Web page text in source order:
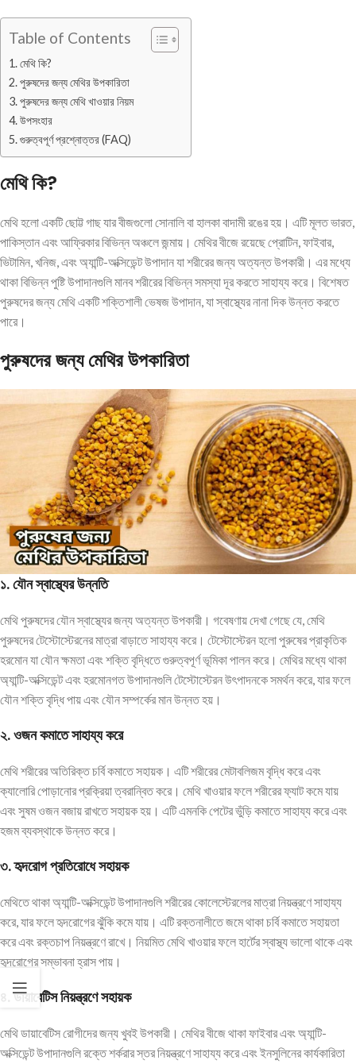
Table of Contents
মেথি কি?
পুরুষদের জন্য মেথির উপকারিতা
পুরুষদের জন্য মেথি খাওয়ার নিয়ম
উপসংহার
গুরুত্বপূর্ণ প্রশ্নোত্তর (FAQ)
মেথিকি?
মেথি হলো একটি ছোট্ট গাছ যার বীজগুলো সোনালি বা হালকা বাদামী রঙের হয়। এটি মূলত ভারত,
পাকিস্তান এবং আফ্রিকার বিভিন্ন অঞ্চলে জন্মায়। মেথির বীজে রয়েছে প্রোটিন, ফাইবার,
ভিটামিন, খনিজ, এবং অ্যান্টি-অক্সিডেন্ট উপাদান যা শরীরের জন্য অত্যন্ত উপকারী। এর মধ্যে
থাকা বিভিন্ন পুষ্টি উপাদানগুলি মানব শরীরের বিভিন্ন সমস্যা দূর করতে সাহায্য করে। বিশেষত
পুরুষদের জন্য মেথি একটি শক্তিশালী ভেষজ উপাদান, যা স্বাস্থ্যের নানা দিক উন্নত করতে
পারে।
পুরুষদেরজন্যমেথিরউপকারিতা
১.যৌনস্বাস্থ্যেরউন্নতি
মেথি পুরুষদের যৌন স্বাস্থ্যের জন্য অত্যন্ত উপকারী। গবেষণায় দেখা গেছে যে, মেথি
পুরুষদের টেস্টোস্টেরনের মাত্রা বাড়াতে সাহায্য করে। টেস্টোস্টেরন হলো পুরুষের প্রাকৃতিক
হরমোন যা যৌন ক্ষমতা এবং শক্তি বৃদ্ধিতে গুরুত্বপূর্ণ ভূমিকা পালন করে। মেথির মধ্যে থাকা
অ্যান্টি-অক্সিডেন্ট এবং হরমোনগত উপাদানগুলি টেস্টোস্টেরন উৎপাদনকে সমর্থন করে, যার ফলে
যৌন শক্তি বৃদ্ধি পায় এবং যৌন সম্পর্কের মান উন্নত হয়।
২.ওজনকমাতেসাহায্যকরে
মেথি শরীরের অতিরিক্ত চর্বি কমাতে সহায়ক। এটি শরীরের মেটাবলিজম বৃদ্ধি করে এবং
ক্যালোরি পোড়ানোর প্রক্রিয়া ত্বরান্বিত করে। মেথি খাওয়ার ফলে শরীরের ফ্যাট কমে যায়
এবং সুষম ওজন বজায় রাখতে সহায়ক হয়। এটি এমনকি পেটের ভুঁড়ি কমাতে সাহায্য করে এবং
হজম ব্যবস্থাকে উন্নত করে।
৩.হৃদরোগপ্রতিরোধেসহায়ক
মেথিতে থাকা অ্যান্টি-অক্সিডেন্ট উপাদানগুলি শরীরের কোলেস্টেরলের মাত্রা নিয়ন্ত্রণে সাহায্য
করে, যার ফলে হৃদরোগের ঝুঁকি কমে যায়। এটি রক্তনালীতে জমে থাকা চর্বি কমাতে সহায়তা
করে এবং রক্তচাপ নিয়ন্ত্রণে রাখে। নিয়মিত মেথি খাওয়ার ফলে হার্টের স্বাস্থ্য ভালো থাকে এবং
হৃদরোগের সম্ভাবনা হ্রাস পায়।
৪.ডায়াবেটিসনিয়ন্ত্রণেসহায়ক
মেথি ডায়াবেটিস রোগীদের জন্য খুবই উপকারী। মেথির বীজে থাকা ফাইবার এবং অ্যান্টি-
অক্সিডেন্ট উপাদানগুলি রক্তে শর্করার স্তর নিয়ন্ত্রণে সাহায্য করে এবং ইনসুলিনের কার্যকারিতা